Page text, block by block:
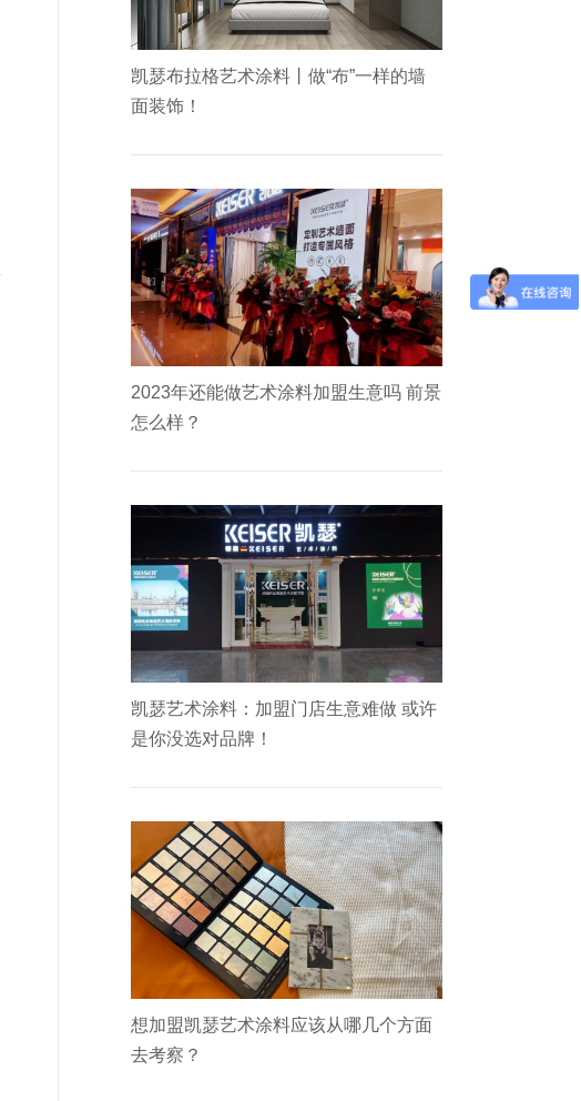
凯瑟布拉格艺术涂料丨做“布”一样的墙
面装饰！
2023年还能做艺术涂料加盟生意吗 前景
怎么样？
凯瑟艺术涂料：加盟门店生意难做 或许
是你没选对品牌！
想加盟凯瑟艺术涂料应该从哪几个方面
去考察？